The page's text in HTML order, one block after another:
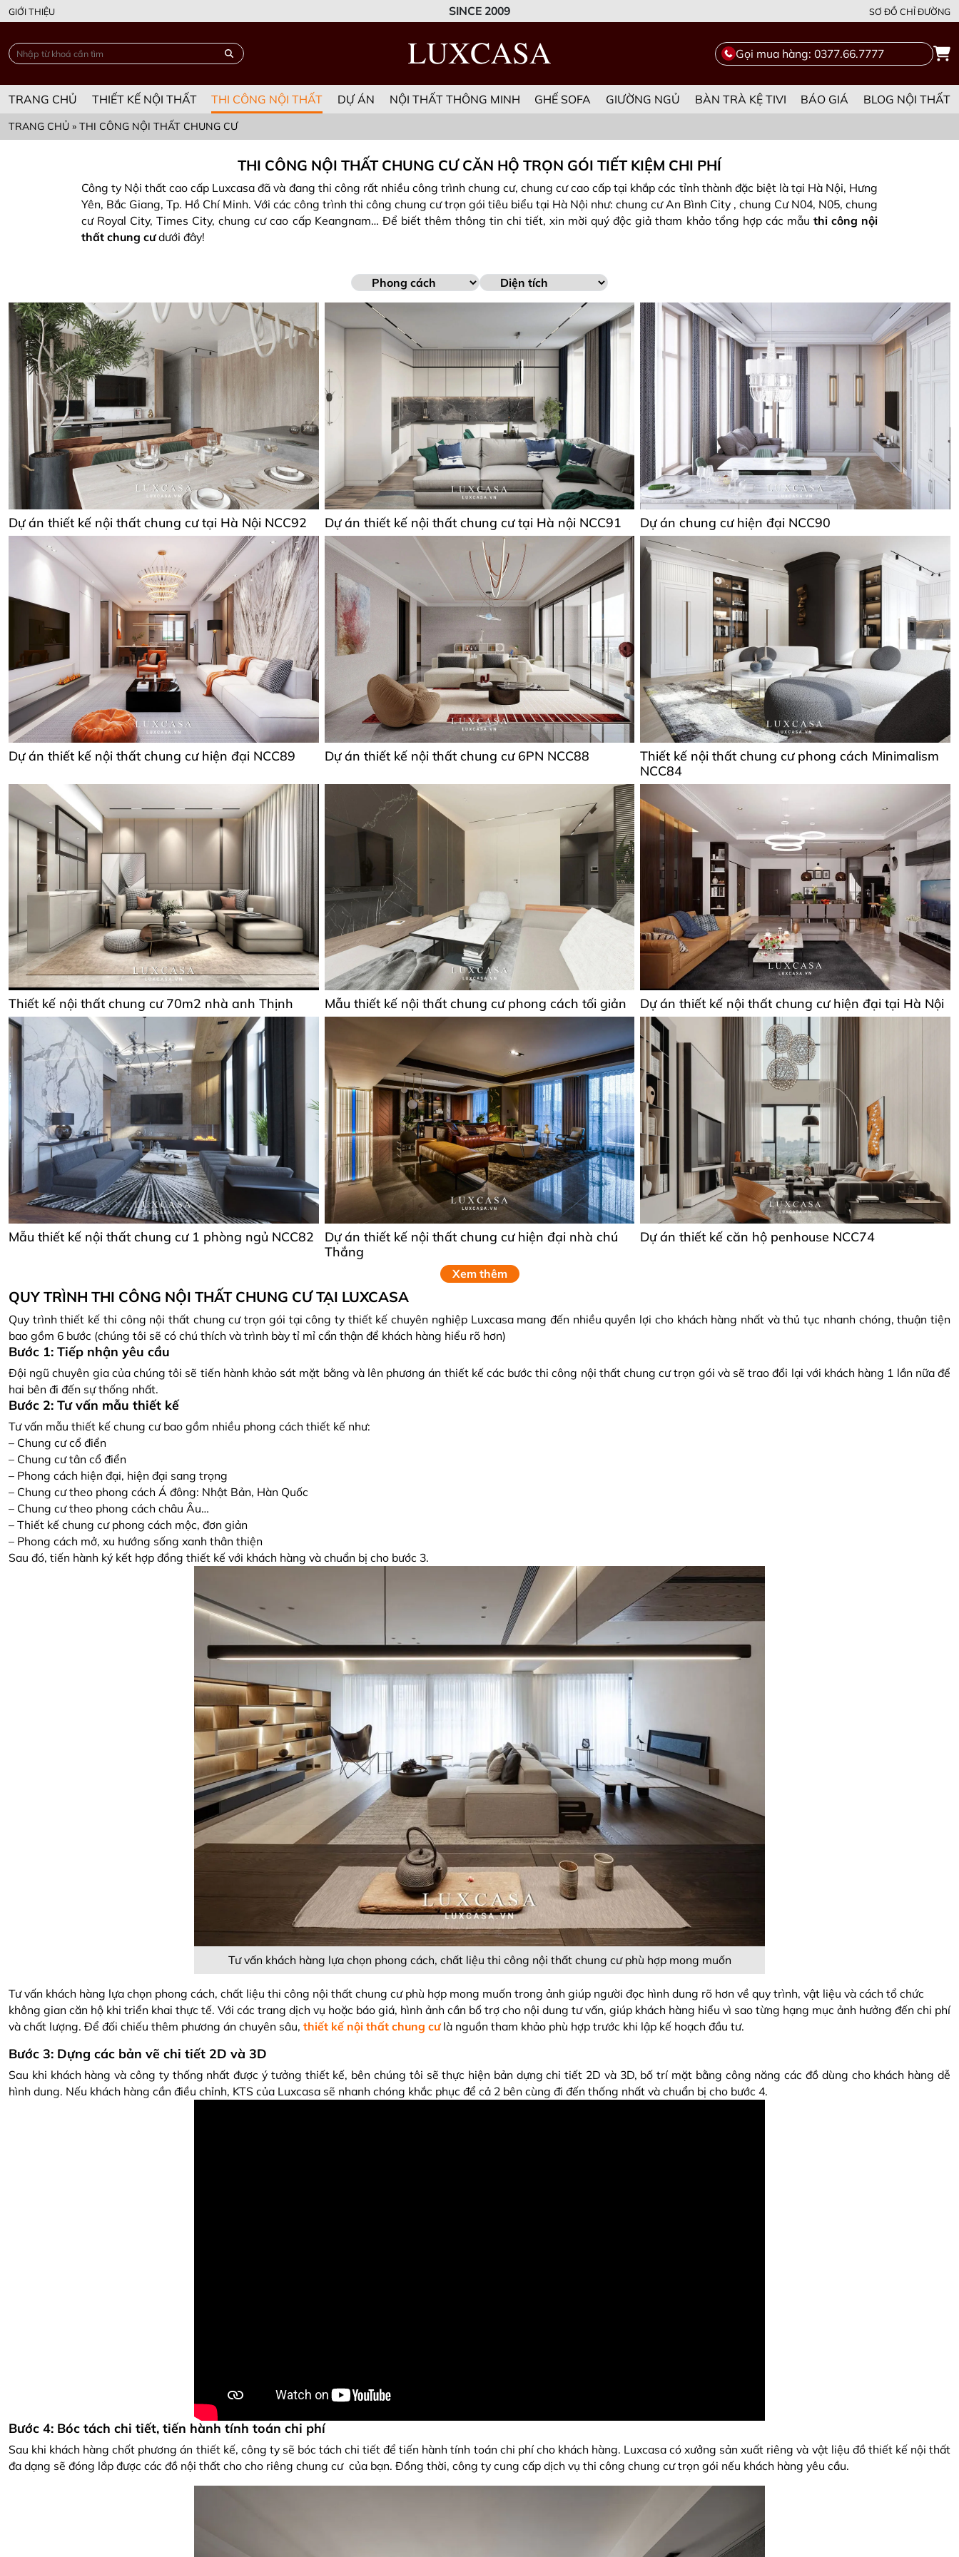
GIỚI THIỆU SINCE 2009 SƠ ĐỒ CHỈ ĐƯỜNG
TRANG CHỦ THIẾT KẾ NỘI THẤT THI CÔNG NỘI THẤT DỰ ÁN NỘI THẤT THÔNG MINH GHẾ SOFA GIƯỜNG NGỦ BÀN TRÀ KỆ TIVI BÁO GIÁ BLOG NỘI THẤT
Gọi mua hàng: 0377.66.7777
TRANG CHỦ » THI CÔNG NỘI THẤT CHUNG CƯ
THI CÔNG NỘI THẤT CHUNG CƯ CĂN HỘ TRỌN GÓI TIẾT KIỆM CHI PHÍ
Công ty Nội thất cao cấp Luxcasa đã và đang thi công rất nhiều công trình chung cư, chung cư cao cấp tại khắp các tỉnh thành đặc biệt là tại Hà Nội, Hưng
Yên, Bắc Giang, Tp. Hồ Chí Minh. Với các công trình thi công chung cư trọn gói tiêu biểu tại Hà Nội như: chung cư An Bình City , chung Cư N04, N05, chung
cư Royal City, Times City, chung cư cao cấp Keangnam… Để biết thêm thông tin chi tiết, xin mời quý độc giả tham khảo tổng hợp các mẫu thi công nội
thất chung cưdưới đây!
Dự án thiết kế nội thất chung cư tại Hà Nội NCC92 Dự án thiết kế nội thất chung cư tại Hà nội NCC91 Dự án chung cư hiện đại NCC90
Dự án thiết kế nội thất chung cư hiện đại NCC89 Dự án thiết kế nội thất chung cư 6PN NCC88
Thiết kế nội thất chung cư phong cách Minimalism
NCC84
Thiết kế nội thất chung cư 70m2 nhà anh Thịnh Mẫu thiết kế nội thất chung cư phong cách tối giản Dự án thiết kế nội thất chung cư hiện đại tại Hà Nội
Mẫu thiết kế nội thất chung cư 1 phòng ngủ NCC82
Dự án thiết kế nội thất chung cư hiện đại nhà chú
Thắng
Dự án thiết kế căn hộ penhouse NCC74
Xem thêm
QUY TRÌNH THI CÔNG NỘI THẤT CHUNG CƯ TẠI LUXCASA
Quy trình thiết kế thi công nội thất chung cư trọn gói tại công ty thiết kế chuyên nghiệp Luxcasa mang đến nhiều quyền lợi cho khách hàng nhất và thủ tục nhanh chóng, thuận tiện
bao gồm 6 bước (chúng tôi sẽ có chú thích và trình bày tỉ mỉ cẩn thận để khách hàng hiểu rõ hơn)
Bước 1: Tiếp nhận yêu cầu
Đội ngũ chuyên gia của chúng tôi sẽ tiến hành khảo sát mặt bằng và lên phương án thiết kế các bước thi công nội thất chung cư trọn gói và sẽ trao đổi lại với khách hàng 1 lần nữa để
hai bên đi đến sự thống nhất.
Bước 2: Tư vấn mẫu thiết kế
Tư vấn mẫu thiết kế chung cư bao gồm nhiều phong cách thiết kế như:
– Chung cư cổ điển
– Chung cư tân cổ điển
– Phong cách hiện đại, hiện đại sang trọng
– Chung cư theo phong cách Á đông: Nhật Bản, Hàn Quốc
– Chung cư theo phong cách châu Âu…
– Thiết kế chung cư phong cách mộc, đơn giản
– Phong cách mở, xu hướng sống xanh thân thiện
Sau đó, tiến hành ký kết hợp đồng thiết kế với khách hàng và chuẩn bị cho bước 3.
Tư vấn khách hàng lựa chọn phong cách, chất liệu thi công nội thất chung cư phù hợp mong muốn
Tư vấn khách hàng lựa chọn phong cách, chất liệu thi công nội thất chung cư phù hợp mong muốn trong ảnh giúp người đọc hình dung rõ hơn về quy trình, vật liệu và cách tổ chức
không gian căn hộ khi triển khai thực tế. Với các trang dịch vụ hoặc báo giá, hình ảnh cần bổ trợ cho nội dung tư vấn, giúp khách hàng hiểu vì sao từng hạng mục ảnh hưởng đến chi phí
và chất lượng. Để đối chiếu thêm phương án chuyên sâu, thiết kế nội thất chung cưlà nguồn tham khảo phù hợp trước khi lập kế hoạch đầu tư.
Bước 3: Dựng các bản vẽ chi tiết 2D và 3D
Sau khi khách hàng và công ty thống nhất được ý tưởng thiết kế, bên chúng tôi sẽ thực hiện bản dựng chi tiết 2D và 3D, bố trí mặt bằng công năng các đồ dùng cho khách hàng dễ
hình dung. Nếu khách hàng cần điều chỉnh, KTS của Luxcasa sẽ nhanh chóng khắc phục để cả 2 bên cùng đi đến thống nhất và chuẩn bị cho bước 4.
Bước 4: Bóc tách chi tiết, tiến hành tính toán chi phí
Sau khi khách hàng chốt phương án thiết kế, công ty sẽ bóc tách chi tiết để tiến hành tính toán chi phí cho khách hàng. Luxcasa có xưởng sản xuất riêng và vật liệu đồ thiết kế nội thất
đa dạng sẽ đóng lắp được các đồ nội thất cho cho riêng chung cư của bạn. Đồng thời, công ty cung cấp dịch vụ thi công chung cư trọn gói nếu khách hàng yêu cầu.